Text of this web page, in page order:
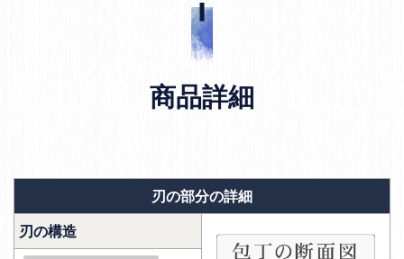
商品詳細
刃の部分の詳細
刃の構造